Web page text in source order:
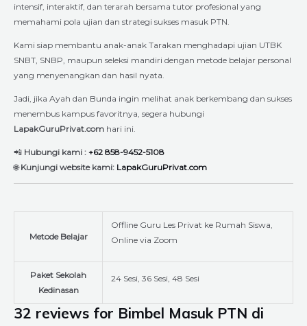
intensif, interaktif, dan terarah bersama tutor profesional yang
memahami pola ujian dan strategi sukses masuk PTN.
Kami siap membantu anak-anak Tarakan menghadapi ujian UTBK
SNBT, SNBP, maupun seleksi mandiri dengan metode belajar personal
yang menyenangkan dan hasil nyata.
Jadi, jika Ayah dan Bunda ingin melihat anak berkembang dan sukses
menembus kampus favoritnya, segera hubungi
LapakGuruPrivat.com hari ini.
📲 Hubungi kami : +62 858-9452-5108
🌐Kunjungi website kami: LapakGuruPrivat.com
Metode Belajar
Offline Guru Les Privat ke Rumah Siswa,
Online via Zoom
Paket Sekolah
Kedinasan
24 Sesi, 36 Sesi, 48 Sesi
32 reviews for Bimbel Masuk PTN di